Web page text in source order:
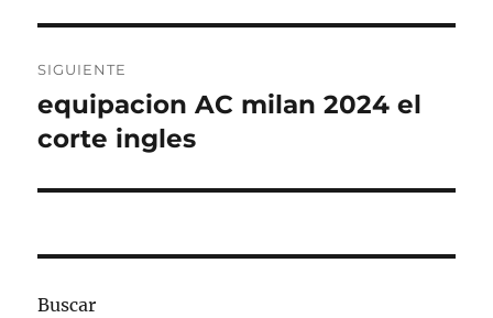
SIGUIENTE
Entrada
siguiente:
equipacion AC milan 2024 el
corte ingles
Buscar